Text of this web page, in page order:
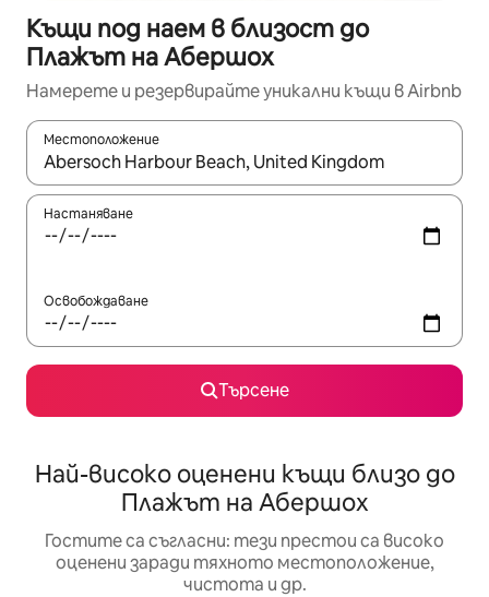
Къщи под наем в близост до
Плажът на Абершох
Намерете и резервирайте уникални къщи в Airbnb
Местоположение
Когато резултатите се покажат, използвайте
Настаняване
Освобождаване
Търсене
Най-високо оценени къщи близо до
Плажът на Абершох
Гостите са съгласни: тези престои са високо
оценени заради тяхното местоположение,
чистота и др.